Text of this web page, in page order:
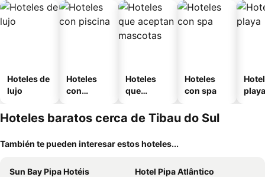
Hoteles de
lujo
Hoteles
con
Hoteles
que
mascotas
Hoteles
con spa
playa
Hoteles baratos cerca de Tibau do Sul
También te pueden interesar estos hoteles...
Sun Bay Pipa Hotéis
Hotel Pipa Atlântico